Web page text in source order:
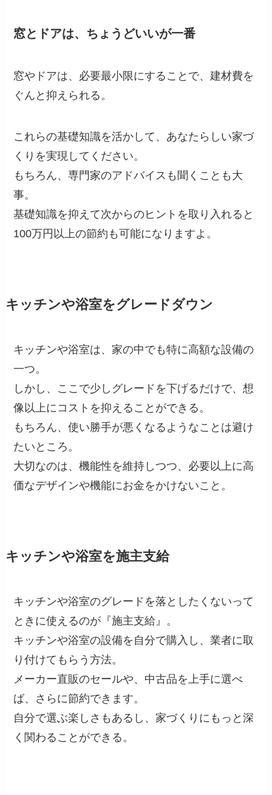
窓とドアは、ちょうどいいが一番
窓やドアは、必要最小限にすることで、建材費を
ぐんと抑えられる。
これらの基礎知識を活かして、あなたらしい家づ
くりを実現してください。
もちろん、専門家のアドバイスも聞くことも大
事。
基礎知識を抑えて次からのヒントを取り入れると
100万円以上の節約も可能になりますよ。
キッチンや浴室をグレードダウン
キッチンや浴室は、家の中でも特に高額な設備の
一つ。
しかし、ここで少しグレードを下げるだけで、想
像以上にコストを抑えることができる。
もちろん、使い勝手が悪くなるようなことは避け
たいところ。
大切なのは、機能性を維持しつつ、必要以上に高
価なデザインや機能にお金をかけないこと。
キッチンや浴室を施主支給
キッチンや浴室のグレードを落としたくないって
ときに使えるのが『施主支給』。
キッチンや浴室の設備を自分で購入し、業者に取
り付けてもらう方法。
メーカー直販のセールや、中古品を上手に選べ
ば、さらに節約できます。
自分で選ぶ楽しさもあるし、家づくりにもっと深
く関わることができる。